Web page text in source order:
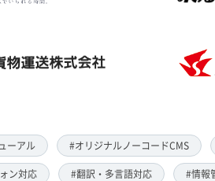
ーアル #オリジナルノーコードCMS
ン対応 #翻訳・多言語対応 #情報